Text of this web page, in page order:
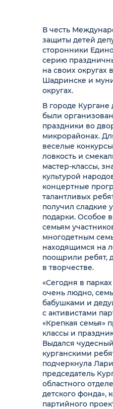
В честь
защиты детей
сторонники
серию
на своих округах
Шадринске и
округах.
В городе
были
праздники во
микрорайонах.
веселые
ловкость и
мастер-классы,
культурой
концертные
талантливых
получил сладкие
подарки. Особое
семьям
многодетным
находящимся на
поощрили ребят,
в творчестве.
«Сегодня в
очень людно,
бабушками и
с активистами
«Крепкая семья»
классы и
Выдался
курганскими
подчеркнула
председатель
областного
детского фонда»,
партийного